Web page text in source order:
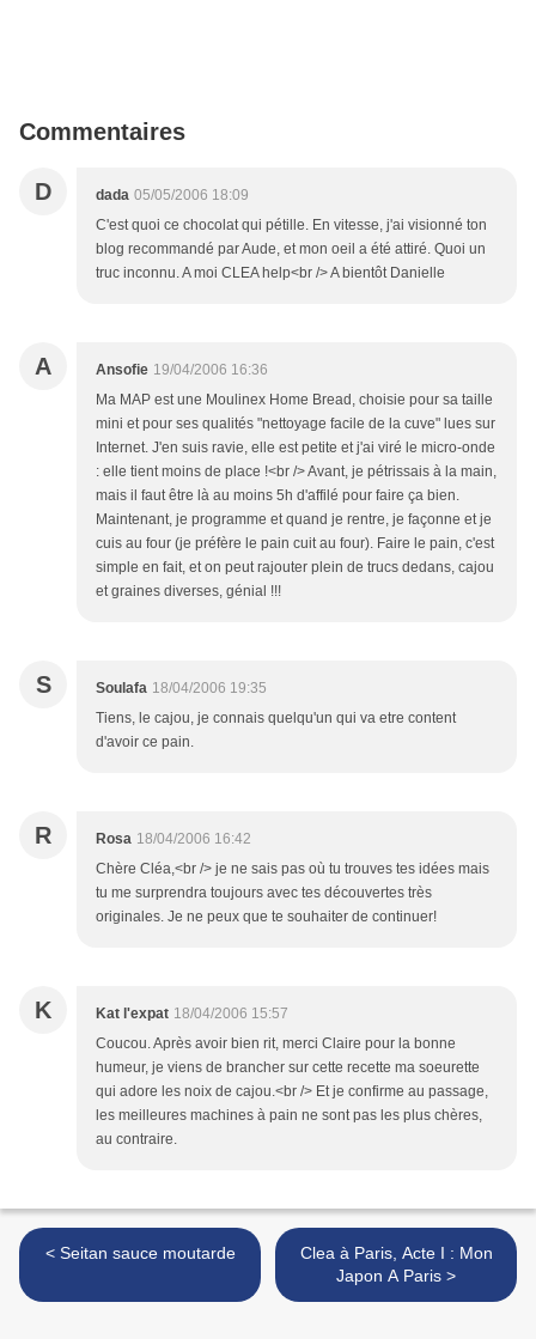
Commentaires
D dada 05/05/2006 18:09
C'est quoi ce chocolat qui pétille. En vitesse, j'ai visionné ton
blog recommandé par Aude, et mon oeil a été attiré. Quoi un
truc inconnu. A moi CLEA help<br /> A bientôt Danielle
A Ansofie 19/04/2006 16:36
Ma MAP est une Moulinex Home Bread, choisie pour sa taille
mini et pour ses qualités "nettoyage facile de la cuve" lues sur
Internet. J'en suis ravie, elle est petite et j'ai viré le micro-onde
: elle tient moins de place !<br /> Avant, je pétrissais à la main,
mais il faut être là au moins 5h d'affilé pour faire ça bien.
Maintenant, je programme et quand je rentre, je façonne et je
cuis au four (je préfère le pain cuit au four). Faire le pain, c'est
simple en fait, et on peut rajouter plein de trucs dedans, cajou
et graines diverses, génial !!!
S Soulafa 18/04/2006 19:35
Tiens, le cajou, je connais quelqu'un qui va etre content
d'avoir ce pain.
R Rosa 18/04/2006 16:42
Chère Cléa,<br /> je ne sais pas où tu trouves tes idées mais
tu me surprendra toujours avec tes découvertes très
originales. Je ne peux que te souhaiter de continuer!
K Kat l'expat 18/04/2006 15:57
Coucou. Après avoir bien rit, merci Claire pour la bonne
humeur, je viens de brancher sur cette recette ma soeurette
qui adore les noix de cajou.<br /> Et je confirme au passage,
les meilleures machines à pain ne sont pas les plus chères,
au contraire.
< Seitan sauce moutarde
Clea à Paris, Acte I : Mon
Japon A Paris >